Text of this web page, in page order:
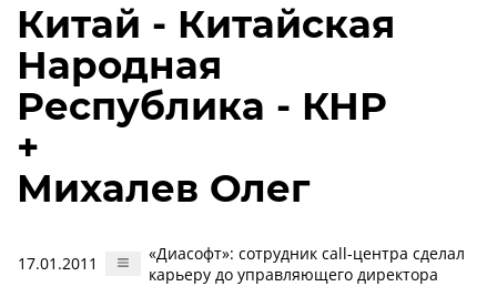
Китай - Китайская
Народная
Республика - КНР
+
Михалев Олег
17.01.2011
«Диасофт»: сотрудник call-центра сделал
карьеру до управляющего директора